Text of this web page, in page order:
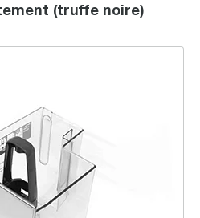
(truffe noire)
Brillante) pour certains